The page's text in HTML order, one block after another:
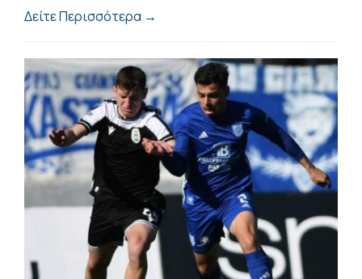
Δείτε Περισσότερα →